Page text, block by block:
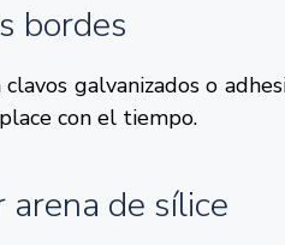
bordes
clavos galvanizados o
con el tiempo.
arena de sílice